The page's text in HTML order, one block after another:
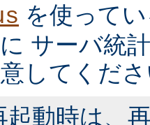
を使って
サーバ統
してくだ
起動時は、